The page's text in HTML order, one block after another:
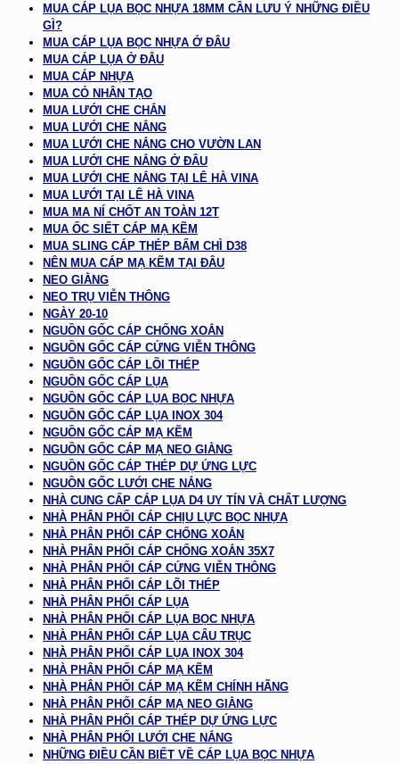
MUA CÁP LỤA BỌC NHỰA 18MM CẦN LƯU Ý NHỮNG ĐIỀU
GÌ?
MUA CÁP LỤA BỌC NHỰA Ở ĐÂU
MUA CÁP LỤA Ở ĐÂU
MUA CÁP NHỰA
MUA CỎ NHÂN TẠO
MUA LƯỚI CHE CHẮN
MUA LƯỚI CHE NẮNG
MUA LƯỚI CHE NẮNG CHO VƯỜN LAN
MUA LƯỚI CHE NẮNG Ở ĐÂU
MUA LƯỚI CHE NẮNG TẠI LÊ HÀ VINA
MUA LƯỚI TẠI LÊ HÀ VINA
MUA MA NÍ CHỐT AN TOÀN 12T
MUA ỐC SIẾT CÁP MẠ KẼM
MUA SLING CÁP THÉP BẤM CHÌ D38
NÊN MUA CÁP MẠ KẼM TẠI ĐÂU
NEO GIẰNG
NEO TRỤ VIỄN THÔNG
NGÀY 20-10
NGUỒN GỐC CÁP CHỐNG XOẮN
NGUỒN GỐC CÁP CỨNG VIỄN THÔNG
NGUỒN GỐC CÁP LÕI THÉP
NGUỒN GỐC CÁP LỤA
NGUỒN GỐC CÁP LỤA BỌC NHỰA
NGUỒN GỐC CÁP LỤA INOX 304
NGUỒN GỐC CÁP MẠ KẼM
NGUỒN GỐC CÁP MẠ NEO GIẰNG
NGUỒN GỐC CÁP THÉP DỰ ỨNG LỰC
NGUỒN GỐC LƯỚI CHE NẮNG
NHÀ CUNG CẤP CÁP LỤA D4 UY TÍN VÀ CHẤT LƯỢNG
NHÀ PHÂN PHỐI CÁP CHỊU LỰC BỌC NHỰA
NHÀ PHÂN PHỐI CÁP CHỐNG XOẮN
NHÀ PHÂN PHỐI CÁP CHỐNG XOẮN 35X7
NHÀ PHÂN PHỐI CÁP CỨNG VIỄN THÔNG
NHÀ PHÂN PHỐI CÁP LÕI THÉP
NHÀ PHÂN PHỐI CÁP LỤA
NHÀ PHÂN PHỐI CÁP LỤA BỌC NHỰA
NHÀ PHÂN PHỐI CÁP LỤA CẨU TRỤC
NHÀ PHÂN PHỐI CÁP LỤA INOX 304
NHÀ PHÂN PHỐI CÁP MẠ KẼM
NHÀ PHÂN PHỐI CÁP MẠ KẼM CHÍNH HÃNG
NHÀ PHÂN PHỐI CÁP MẠ NEO GIẰNG
NHÀ PHÂN PHỐI CÁP THÉP DỰ ỨNG LỰC
NHÀ PHÂN PHỐI LƯỚI CHE NẮNG
NHỮNG ĐIỀU CẦN BIẾT VỀ CÁP LỤA BỌC NHỰA